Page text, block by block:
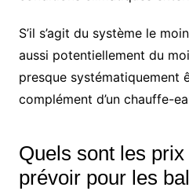
S’il s’agit du système le
aussi potentiellement du
presque systématiquement
complément d’un chauffe-
Quels sont les
prévoir pour les